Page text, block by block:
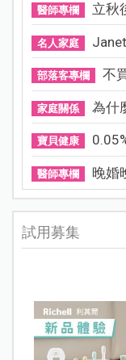
醫師專欄 立秋
名人家庭
部落客專欄 不
家庭關係 為什
寶貝健康
醫師專欄 晚婚
試用募集